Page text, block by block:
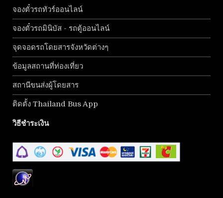
จองตั๋วรถทัวร์ออนไลน์
จองตั๋วรถมินิบัส - รถตู้ออนไลน์
จุดจอดรถโดยสารจังหวัดต่างๆ
ข้อมูลสถานที่ท่องเที่ยว
สถานีขนส่งผู้โดยสาร
ติดตั้ง Thailand Bus App
วิธีชำระเงิน